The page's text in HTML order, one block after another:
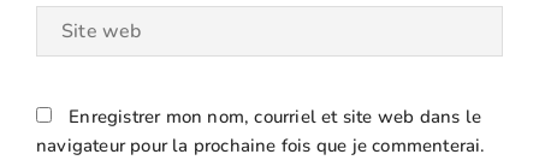
Site
Enregistrer mon nom, courriel et site web dans le
navigateur pour la prochaine fois que je commenterai.